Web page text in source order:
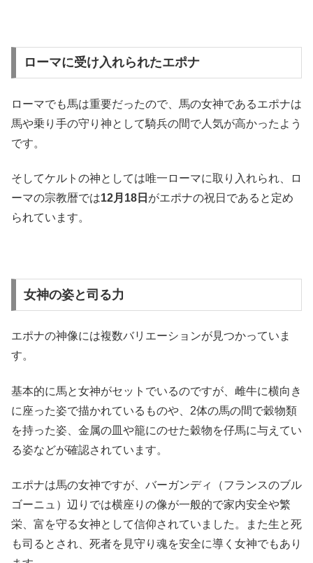
ローマに受け入れられたエポナ
ローマでも馬は重要だったので、馬の女神であるエポナは
馬や乗り手の守り神として騎兵の間で人気が高かったよう
です。
そしてケルトの神としては唯一ローマに取り入れられ、ロ
ーマの宗教暦では12月18日 がエポナの祝日であると定め
られています。
女神の姿と司る力
エポナの神像には複数バリエーションが見つかっていま
す。
基本的に馬と女神がセットでいるのですが、雌牛に横向き
に座った姿で描かれているものや、2体の馬の間で穀物類
を持った姿、金属の皿や籠にのせた穀物を仔馬に与えてい
る姿などが確認されています。
エポナは馬の女神ですが、バーガンディ（フランスのブル
ゴーニュ）辺りでは横座りの像が一般的で家内安全や繁
栄、富を守る女神として信仰されていました。また生と死
も司るとされ、死者を見守り魂を安全に導く女神でもあり